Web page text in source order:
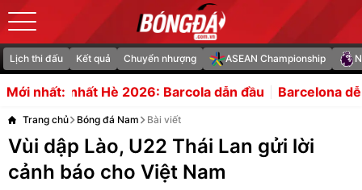
Lịch thi đấu Kết quả Chuyển nhượng ASEAN Championship
Mới nhất:
2026: Barcola dẫn đầu Barcelona dễ nếm trái đắng
Trang chủ Bóng đá Nam Bài viết
Vùi dập Lào, U22 Thái Lan gửi lời
cảnh báo cho Việt Nam